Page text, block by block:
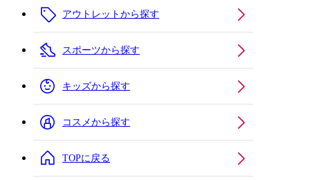
アウトレットから探す
スポーツから探す
キッズから探す
コスメから探す
TOPに戻る